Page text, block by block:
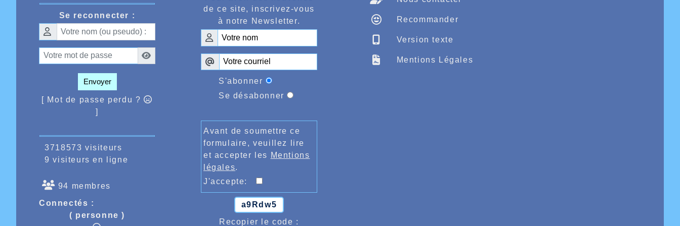
Se reconnecter :
Envoyer
[ Mot de passe perdu ?
]
3718573 visiteurs
9 visiteurs en ligne
94 membres
Connectés :
( personne )
de ce site, inscrivez-vous
à notre Newsletter.
S'abonner
Se désabonner
Avant de soumettre ce
formulaire, veuillez lire
et accepter les Mentions
légales.
J'accepte:
a9Rdw5
Recopier le code :
Recommander
Version texte
Mentions Légales